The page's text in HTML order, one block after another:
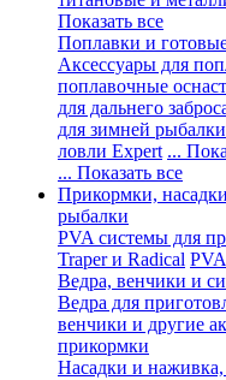
Показать все
Поплавки и
Аксессуары для
поплавочные
для дальнего
для зимней рыбалки
ловли Expert ...
... Показать все
Прикормки,
рыбалки
PVA системы для
Traper и Radical
Ведра, венчики и
Ведра для
венчики и другие
прикормки
Насадки и